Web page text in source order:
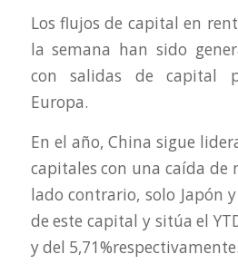
Los flujos de capital en
la semana han sido
con salidas de capital
Europa.
En el año, China sigue
capitales con una caída de
lado contrario, solo Japón
de este capital y sitúa el
y del 5,71%respectivamente.